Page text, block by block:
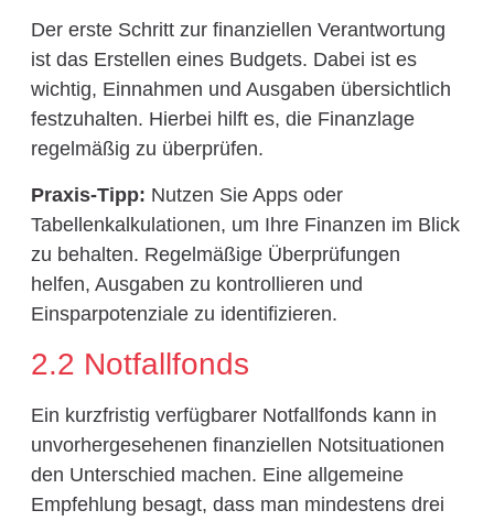
Der erste Schritt zur finanziellen Verantwortung
ist das Erstellen eines Budgets. Dabei ist es
wichtig, Einnahmen und Ausgaben übersichtlich
festzuhalten. Hierbei hilft es, die Finanzlage
regelmäßig zu überprüfen.
Praxis-Tipp: Nutzen Sie Apps oder
Tabellenkalkulationen, um Ihre Finanzen im Blick
zu behalten. Regelmäßige Überprüfungen
helfen, Ausgaben zu kontrollieren und
Einsparpotenziale zu identifizieren.
2.2 Notfallfonds
Ein kurzfristig verfügbarer Notfallfonds kann in
unvorhergesehenen finanziellen Notsituationen
den Unterschied machen. Eine allgemeine
Empfehlung besagt, dass man mindestens drei